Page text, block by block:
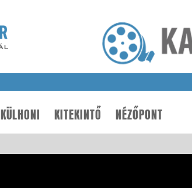
KÜLHONI KITEKINTŐ NÉZŐPONT